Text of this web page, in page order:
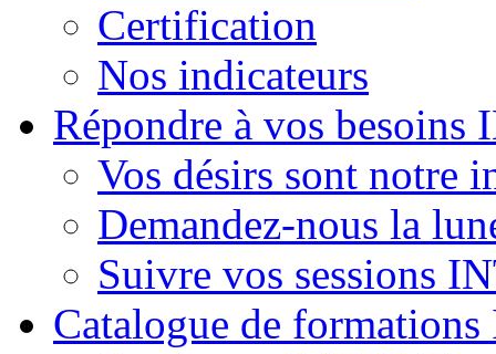
Certification
Nos indicateurs
Répondre à vos besoins
Vos désirs sont notre
Demandez-nous la
Suivre vos sessions
Catalogue de